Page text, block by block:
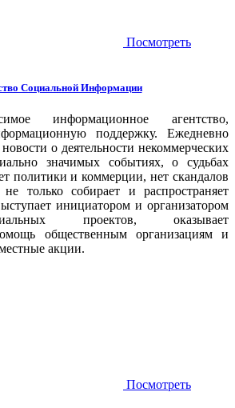
Посмотреть
Социальной Информации
информационное агентство,
поддержку. Ежедневно
о деятельности некоммерческих
значимых событиях, о судьбах
политики и коммерции, нет скандалов
только собирает и распространяет
инициатором и организатором
проектов, оказывает
общественным организациям и
акции.
Посмотреть